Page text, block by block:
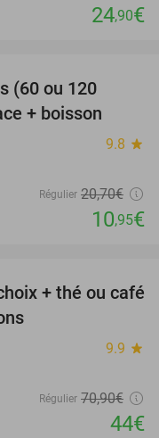
24,90€
(60 ou 120
+ boisson
9.8 star
Régulier 20,70€
10,95€
38%
+ thé ou café
9.9 star
Régulier 70,90€
44€